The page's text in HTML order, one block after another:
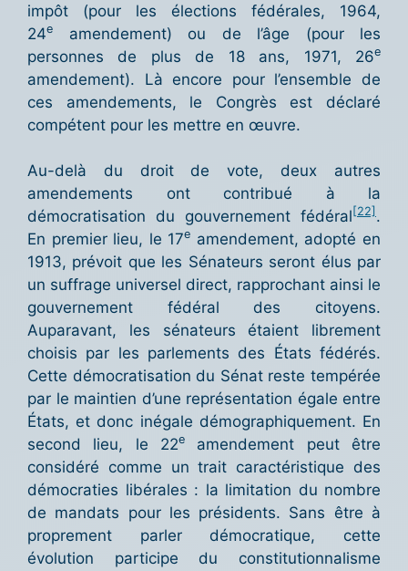
impôt (pour les élections fédérales, 1964,
24e
amendement) ou de l’âge (pour les
personnes de plus de 18 ans, 1971, 26e
amendement). Là encore pour l’ensemble de
ces amendements, le Congrès est déclaré
compétent pour les mettre en œuvre.
Au-delà du droit de vote, deux autres
amendements ont contribué à la
démocratisation du gouvernement fédéral [22] .
En premier lieu, le 17e amendement, adopté en
1913, prévoit que les Sénateurs seront élus par
un suffrage universel direct, rapprochant ainsi le
gouvernement fédéral des citoyens.
Auparavant, les sénateurs étaient librement
choisis par les parlements des États fédérés.
Cette démocratisation du Sénat reste tempérée
par le maintien d’une représentation égale entre
États, et donc inégale démographiquement. En
second lieu, le 22e
amendement peut être
considéré comme un trait caractéristique des
démocraties libérales : la limitation du nombre
de mandats pour les présidents. Sans être à
proprement parler démocratique, cette
évolution participe du constitutionnalisme